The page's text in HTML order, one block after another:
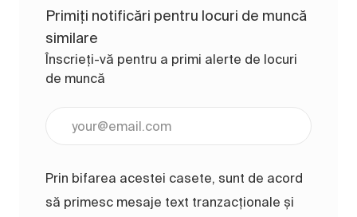
Primiți notificări pentru locuri de muncă
similare
Înscrieți-vă pentru a primi alerte de locuri
de muncă
Prin bifarea acestei casete, sunt de acord
să primesc mesaje text tranzacționale și